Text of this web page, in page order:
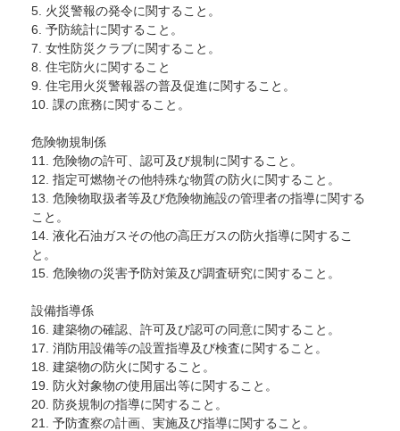
5. 火災警報の発令に関すること。
6. 予防統計に関すること。
7. 女性防災クラブに関すること。
8. 住宅防火に関すること
9. 住宅用火災警報器の普及促進に関すること。
10. 課の庶務に関すること。
危険物規制係
11. 危険物の許可、認可及び規制に関すること。
12. 指定可燃物その他特殊な物質の防火に関すること。
13. 危険物取扱者等及び危険物施設の管理者の指導に関する
こと。
14. 液化石油ガスその他の高圧ガスの防火指導に関するこ
と。
15. 危険物の災害予防対策及び調査研究に関すること。
設備指導係
16. 建築物の確認、許可及び認可の同意に関すること。
17. 消防用設備等の設置指導及び検査に関すること。
18. 建築物の防火に関すること。
19. 防火対象物の使用届出等に関すること。
20. 防炎規制の指導に関すること。
21. 予防査察の計画、実施及び指導に関すること。